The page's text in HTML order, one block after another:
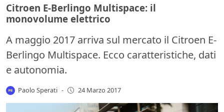
Citroen E-Berlingo Multispace: il
monovolume elettrico
A maggio 2017 arriva sul mercato il Citroen E-
Berlingo Multispace. Ecco caratteristiche, dati
e autonomia.
Paolo Sperati - 24 Marzo 2017